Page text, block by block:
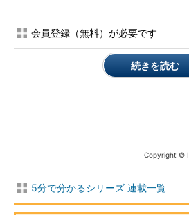
会員登録（無料）が必要です
続きを読む
Copyright ©
5分で分かるシリーズ 連載一覧